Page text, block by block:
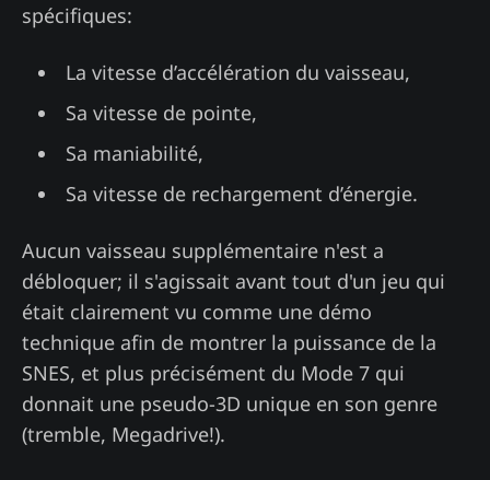
spécifiques:
La vitesse d’accélération du vaisseau,
Sa vitesse de pointe,
Sa maniabilité,
Sa vitesse de rechargement d’énergie.
Aucun vaisseau supplémentaire n'est a
débloquer; il s'agissait avant tout d'un jeu qui
était clairement vu comme une démo
technique afin de montrer la puissance de la
SNES, et plus précisément du Mode 7 qui
donnait une pseudo-3D unique en son genre
(tremble, Megadrive!).